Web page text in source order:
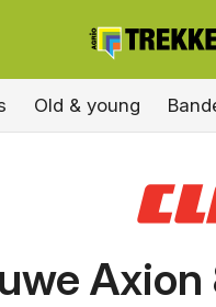
Old & young